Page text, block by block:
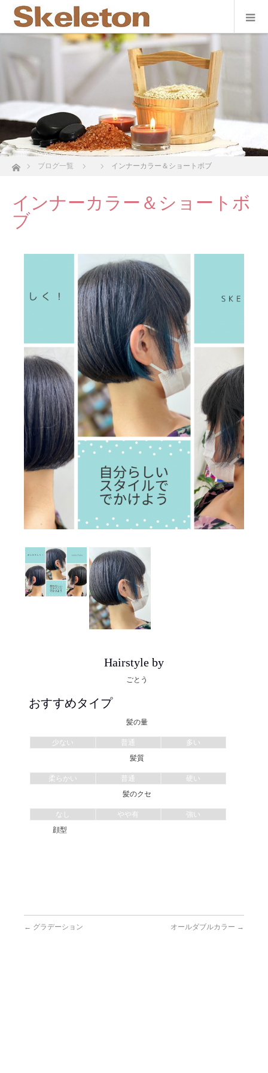
ホームブログ一覧 インナーカラー＆ショートボブ
インナーカラー＆ショートボ
ブ
Hairstyle by
ごとう
おすすめタイプ
髪の量
少ない 普通
多い
髪質
柔らかい 普通
硬い
髪のクセ
なし やや有
強い
顔型
← グラデーション オールダブルカラー →